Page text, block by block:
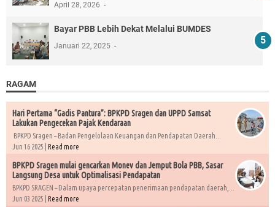
April 28, 2026
Bayar PBB Lebih Dekat Melalui BUMDES
Januari 22, 2025
RAGAM
Hari Pertama “Gadis Pantura”: BPKPD Sragen dan UPPD Samsat
Lakukan Pengecekan Pajak Kendaraan
BPKPD Sragen – Badan Pengelolaan Keuangan dan Pendapatan Daerah...
Jun 16 2025 | Read more
BPKPD Sragen mulai gencarkan Monev dan Jemput Bola PBB, Sasar
Langsung Desa untuk Optimalisasi Pendapatan
BPKPD SRAGEN – Dalam upaya percepatan penerimaan pendapatan daerah,...
Jun 03 2025 | Read more